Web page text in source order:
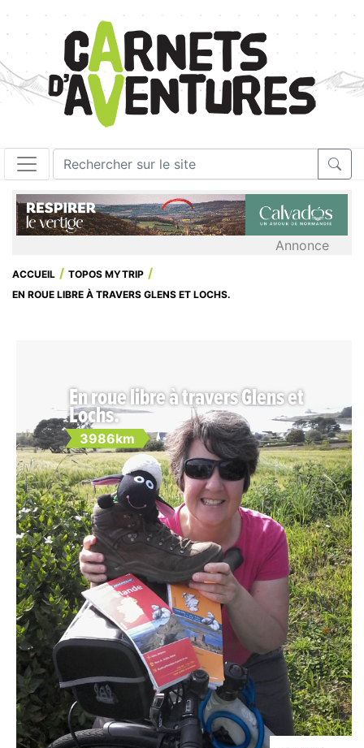
Annonce
ACCUEIL
TOPOS MYTRIP
EN ROUE LIBRE À TRAVERS GLENS ET LOCHS.
En roue libre à travers Glens et
Lochs.
3986km